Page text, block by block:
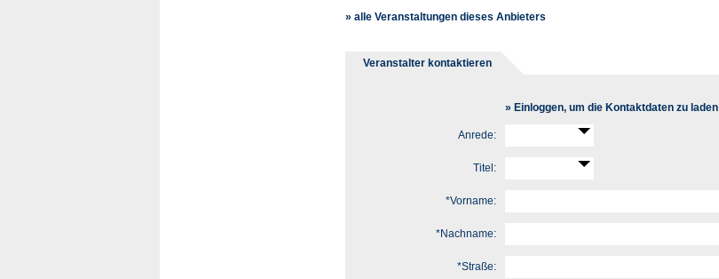
» alle Veranstaltungen dieses Anbieters
Veranstalter kontaktieren
» Einloggen, um die Kontaktdaten zu laden
Anrede:
Titel:
*Vorname:
*Nachname:
*Straße: